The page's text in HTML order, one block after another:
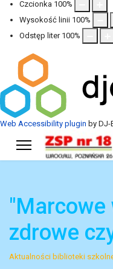
Czcionka 100%
Wysokość linii 100%
Odstęp liter 100%
Web Accessibility plugin by
"Marcowe
zdrowe
Aktualności biblioteki